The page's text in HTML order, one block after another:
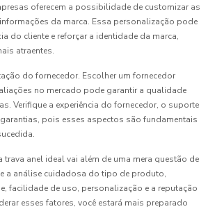
oferecem a possibilidade de customizar as
da marca. Essa personalização pode
do cliente e reforçar a identidade da marca,
atraentes.
do fornecedor. Escolher um fornecedor
no mercado pode garantir a qualidade
Verifique a experiência do fornecedor, o suporte
pois esses aspectos são fundamentais
trava anel ideal vai além de uma mera questão de
a análise cuidadosa do tipo de produto,
facilidade de uso, personalização e a reputação
esses fatores, você estará mais preparado